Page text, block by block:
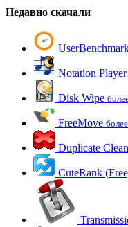
Недавно скачали
Notation Player
Disk Wipe
FreeMove
Duplicate
CuteRank